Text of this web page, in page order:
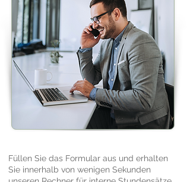
Füllen Sie das Formular aus und erhalten
Sie innerhalb von wenigen Sekunden